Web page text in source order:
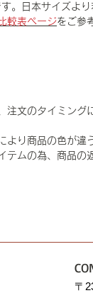
。日本サイズよ
較表ページをご参
注文のタイミング
より商品の色が違
テムの為、商品の
〒